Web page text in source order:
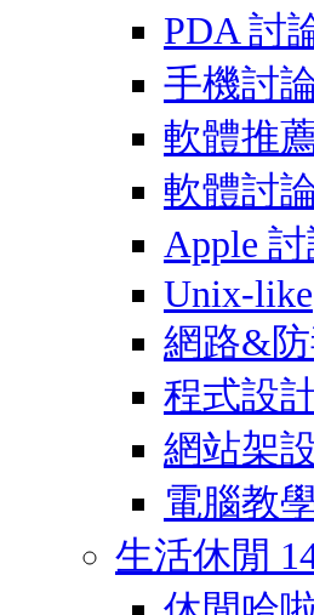
PDA 討
手機討
軟體推
軟體討
Apple
Unix-like
網路&
程式設
網站架
電腦教
生活休閒